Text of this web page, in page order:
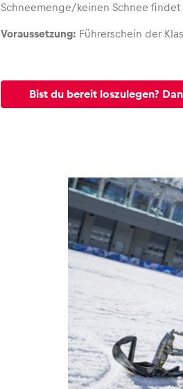
Schneemenge/keinen Schnee
Voraussetzung: Führerschein der
Bist du bereit loszulegen?